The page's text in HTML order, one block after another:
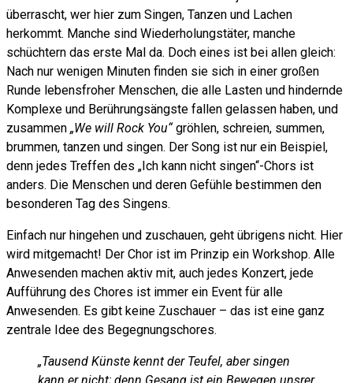
überrascht, wer hier zum Singen, Tanzen und Lachen
herkommt. Manche sind Wiederholungstäter, manche
schüchtern das erste Mal da. Doch eines ist bei allen gleich:
Nach nur wenigen Minuten finden sie sich in einer großen
Runde lebensfroher Menschen, die alle Lasten und hindernde
Komplexe und Berührungsängste fallen gelassen haben, und
zusammen „We will Rock You“gröhlen, schreien, summen,
brummen, tanzen und singen. Der Song ist nur ein Beispiel,
denn jedes Treffen des „Ich kann nicht singen“-Chors ist
anders. Die Menschen und deren Gefühle bestimmen den
besonderen Tag des Singens.
Einfach nur hingehen und zuschauen, geht übrigens nicht. Hier
wird mitgemacht! Der Chor ist im Prinzip ein Workshop. Alle
Anwesenden machen aktiv mit, auch jedes Konzert, jede
Aufführung des Chores ist immer ein Event für alle
Anwesenden. Es gibt keine Zuschauer – das ist eine ganz
zentrale Idee des Begegnungschores.
„Tausend Künste kennt der Teufel, aber singen